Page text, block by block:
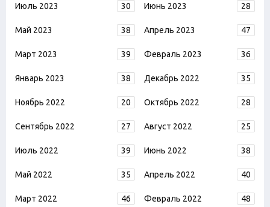
Июль 2023 30 Июнь 2023 28
Май 2023 38 Апрель 2023 47
Март 2023 39 Февраль 2023 36
Январь 2023 38 Декабрь 2022 35
Ноябрь 2022 20 Октябрь 2022 28
Сентябрь 2022 27 Август 2022 25
Июль 2022 39 Июнь 2022 38
Май 2022 35 Апрель 2022 40
Март 2022 46 Февраль 2022 48